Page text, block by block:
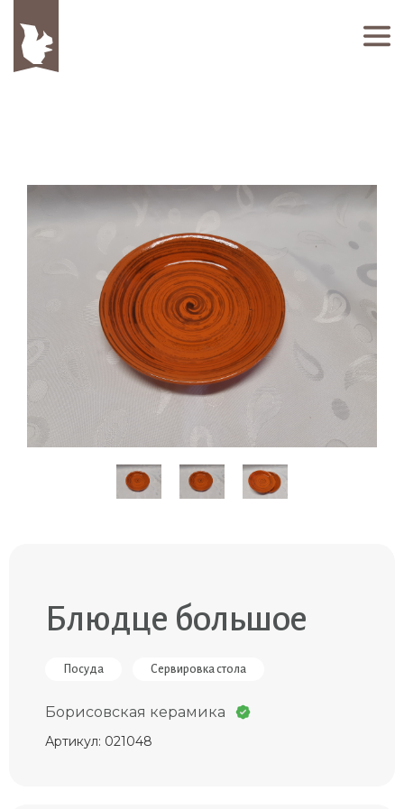
Блюдце большое
Посуда Сервировка стола
Борисовская керамика
Артикул: 021048